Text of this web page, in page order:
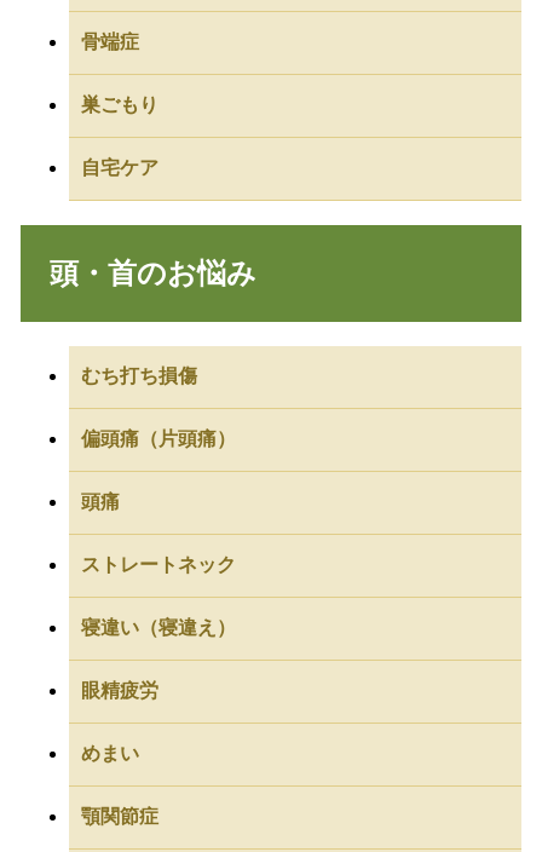
骨端症
巣ごもり
自宅ケア
頭・首のお悩み
むち打ち損傷
偏頭痛（片頭痛）
頭痛
ストレートネック
寝違い（寝違え）
眼精疲労
めまい
顎関節症